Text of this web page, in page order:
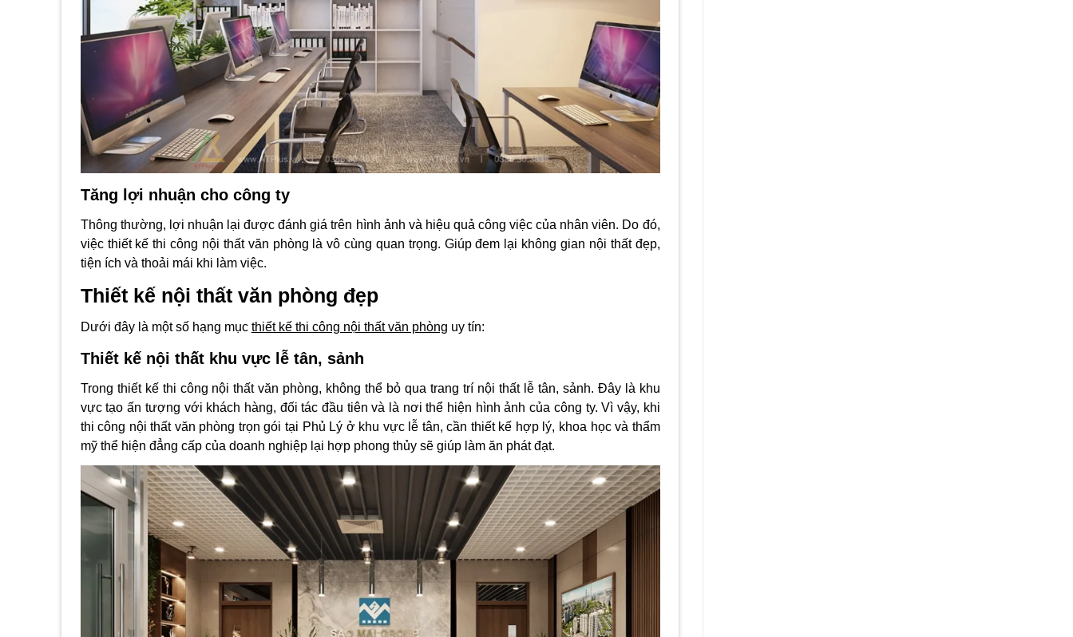
Tăng lợi nhuận cho công ty
Thông thường, lợi nhuận lại được đánh giá trên hình ảnh và hiệu quả công việc của nhân viên. Do đó,
việc thiết kế thi công nội thất văn phòng là vô cùng quan trọng. Giúp đem lại không gian nội thất đẹp,
tiện ích và thoải mái khi làm việc.
Thiết kế nội thấtvăn phòng đẹp
Dưới đây là một số hạng mục thiết kế thi công nội thất văn phòng uy tín:
Thiết kế nội thất khu vực lễ tân, sảnh
Trong thiết kế thi công nội thất văn phòng, không thể bỏ qua trang trí nội thất lễ tân, sảnh. Đây là khu
vực tạo ấn tượng với khách hàng, đối tác đầu tiên và là nơi thể hiện hình ảnh của công ty.Vì vậy, khi
thi công nội thất văn phòng trọn gói tại Phủ Lý ở khu vực lễ tân, cần thiết kế hợp lý, khoa học và thẩm
mỹ thể hiện đẳng cấp của doanh nghiệp lại hợp phong thủy sẽ giúp làm ăn phát đạt.